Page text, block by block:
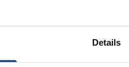
Details
include VAT. Depending on